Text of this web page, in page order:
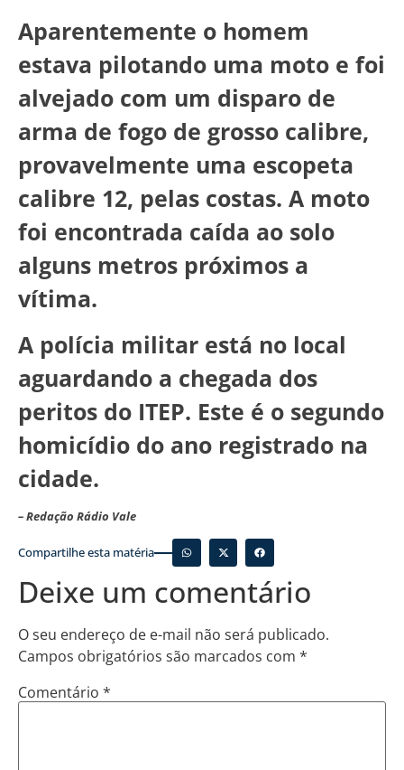
Aparentemente o homem
estava pilotando uma moto e foi
alvejado com um disparo de
arma de fogo de grosso calibre,
provavelmente uma escopeta
calibre 12, pelas costas. A moto
foi encontrada caída ao solo
alguns metros próximos a
vítima.
A polícia militar está no local
aguardando a chegada dos
peritos do ITEP. Este é o segundo
homicídio do ano registrado na
cidade.
– Redação Rádio Vale
Compartilhe esta matéria
Deixe um comentário
O seu endereço de e-mail não será publicado.
Campos obrigatórios são marcados com *
Comentário *